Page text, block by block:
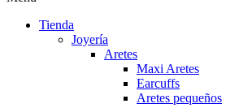
Tienda
Joyería
Aretes
Maxi Aretes
Earcuffs
Aretes pequeños